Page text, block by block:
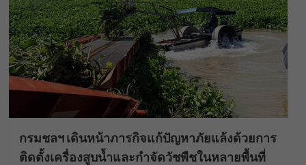
กรมชลฯ เดินหน้าภารกิจแก้ปัญหาภัยแล้งด้วยการ
ติดตั้งเครื่องสูบน้ำและกำจัดวัชพืชในหลายพื้นที่